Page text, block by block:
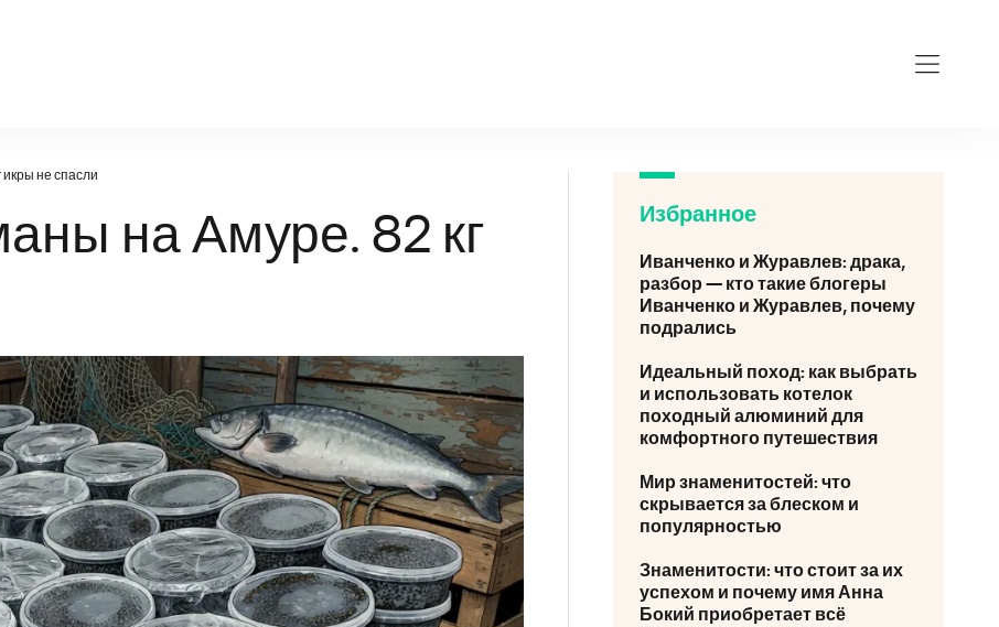
не спасли
на Амуре. 82 кг
Избранное
Иванченко и Журавлев: драка,
разбор — кто такие блогеры
Иванченко и Журавлев, почему
подрались
Идеальный поход: как выбрать
и использовать котелок
походный алюминий для
комфортного путешествия
Мир знаменитостей: что
скрывается за блеском и
популярностью
Знаменитости: что стоит за их
успехом и почему имя Анна
Бокий приобретает всё